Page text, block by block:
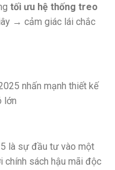
tối ưu hệ thống treo
→ cảm giác lái chắc
là sự đầu tư vào một
chính sách hậu mãi độc